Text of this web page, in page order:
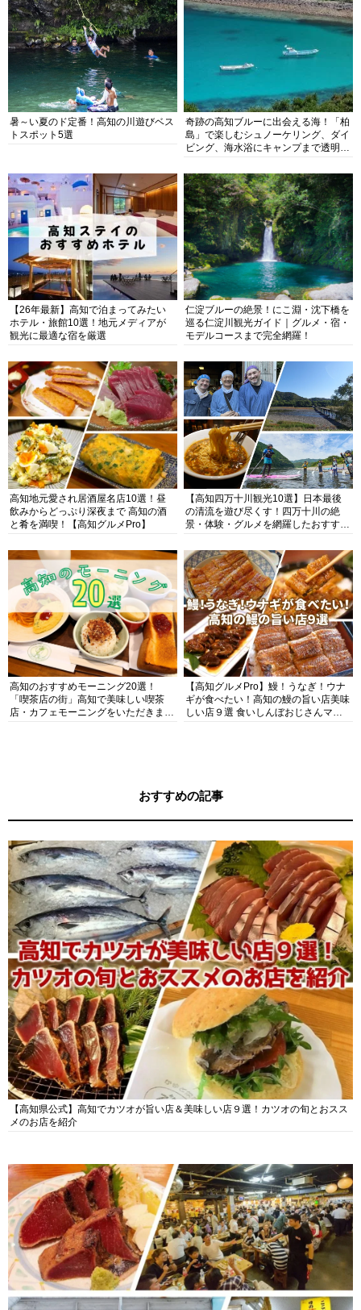
暑～い夏のド定番！高知の川遊びベス
トスポット5選
奇跡の高知ブルーに出会える海！「柏
島」で楽しむシュノーケリング、ダイ
ビング、海水浴にキャンプまで透明度
【26年最新】高知で泊まってみたい
ホテル・旅館10選！地元メディアが
観光に最適な宿を厳選
仁淀ブルーの絶景！にこ淵・沈下橋を
巡る仁淀川観光ガイド｜グルメ・宿・
モデルコースまで完全網羅！
高知地元愛され居酒屋名店10選！昼
飲みからどっぷり深夜まで 高知の酒
と肴を満喫！【高知グルメPro】
【高知四万十川観光10選】日本最後
の清流を遊び尽くす！四万十川の絶
景・体験・グルメを網羅したおすすめ
高知のおすすめモーニング20選！
「喫茶店の街」高知で美味しい喫茶
店・カフェモーニングをいただきま
【高知グルメPro】鰻！うなぎ！ウナ
ギが食べたい！高知の鰻の旨い店美味
しい店９選 食いしんぼおじさんマッ
おすすめの記事
【高知県公式】高知でカツオが旨い店＆美味しい店９選！カツオの旬とおスス
メのお店を紹介